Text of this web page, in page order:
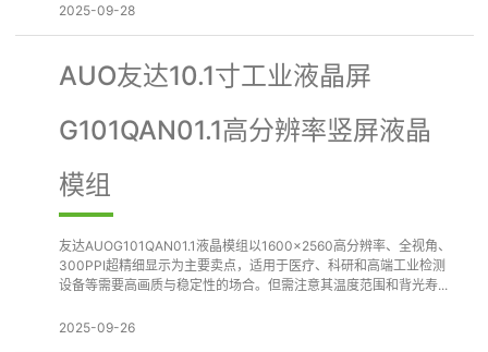
2025-09-28
AUO友达10.1寸工业液晶屏
G101QAN01.1高分辨率竖屏液晶
模组
友达AUOG101QAN01.1液晶模组以1600×2560高分辨率、全视角、
300PPI超精细显示为主要卖点，适用于医疗、科研和高端工业检测
设备等需要高画质与稳定性的场合。但需注意其温度范围和背光寿...
2025-09-26